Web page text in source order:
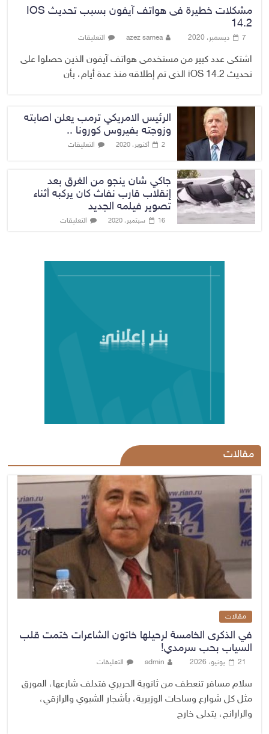
مشكلات خطيرة فى هواتف آيفون بسبب تحديث IOS
14.2
7 ديسمبر، 2020 azez samea التعليقات
اشتكى عدد كبير من مستخدمى هواتف آيفون الذين حصلوا على
تحديث iOS 14.2 الذى تم إطلاقه منذ عدة أيام، بأن
الرئيس الامريكي ترمب يعلن اصابته
وزوجته بفيروس كورونا ..
2 أكتوبر، 2020 التعليقات
جاكي شان ينجو من الغرق بعد
إنقلاب قارب نفاث كان يركبه أثناء
تصوير فيلمه الجديد
16 سبتمبر، 2020 التعليقات
مقالات
مقالات
في الذكرى الخامسة لرحيلها خاتون الشاعرات ختمت قلب
السياب بحب سرمدي!
21 يونيو، 2026 admin التعليقات
سلام مسافر تنعطف من ثانوية الحريري فتدلف شارعها، المورق
مثل كل شوارع وساحات الوزيرية، بأشجار الشبوي والرازقي،
والرارانج، يتدلى خارج